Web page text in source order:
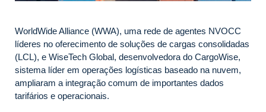
WorldWide Alliance (WWA), uma rede de agentes NVOCC
líderes no oferecimento de soluções de cargas consolidadas
(LCL), e WiseTech Global, desenvolvedora do CargoWise,
sistema líder em operações logísticas baseado na nuvem,
ampliaram a integração comum de importantes dados
tarifários e operacionais.